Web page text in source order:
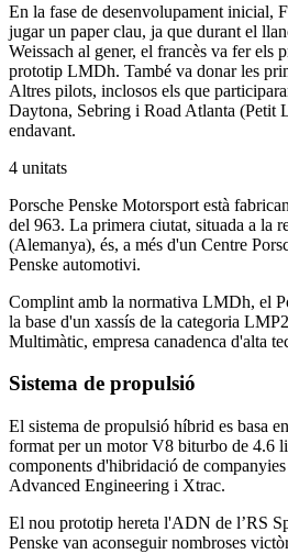
En la fase de desenvolupament inicial,
jugar un paper clau, ja que durant el
Weissach al gener, el francès va fer els
prototip LMDh. També va donar les
Altres pilots, inclosos els que
Daytona, Sebring i Road Atlanta (Petit
endavant.
4 unitats
Porsche Penske Motorsport està
del 963. La primera ciutat, situada a la
(Alemanya), és, a més d'un Centre
Penske automotivi.
Complint amb la normativa LMDh, el
la base d'un xassís de la categoria
Multimàtic, empresa canadenca d'alta
Sistema de propulsió
El sistema de propulsió híbrid es basa
format per un motor V8 biturbo de 4.6
components d'hibridació de
Advanced Engineering i Xtrac.
El nou prototip hereta l'ADN de l’RS
Penske van aconseguir nombroses